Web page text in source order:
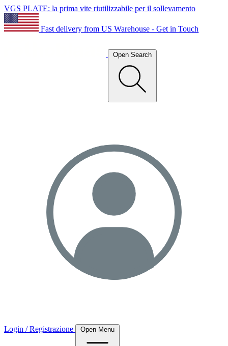
VGS PLATE: la prima vite riutilizzabile per il sollevamento
Fast delivery from US Warehouse - Get in Touch
Open Search
Login / Registrazione Open Menu